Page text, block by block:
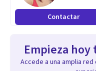
Contactar
Empieza
Accede a una amplia